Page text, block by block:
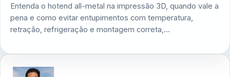
Entenda o hotend all-metal na impressão 3D, quando vale a
pena e como evitar entupimentos com temperatura,
retração, refrigeração e montagem correta,…